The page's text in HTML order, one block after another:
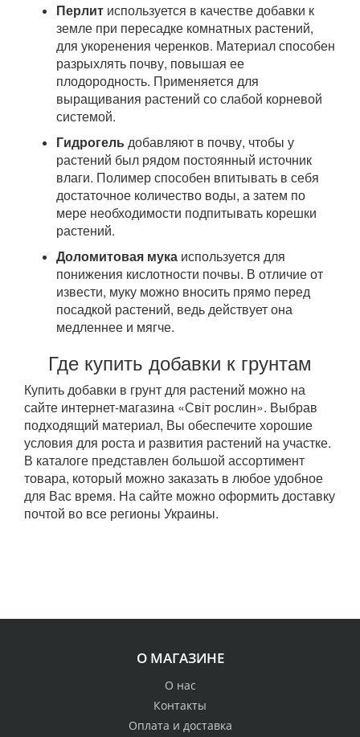
Перлит используется в качестве добавки к
земле при пересадке комнатных растений,
для укоренения черенков. Материал способен
разрыхлять почву, повышая ее
плодородность. Применяется для
выращивания растений со слабой корневой
системой.
Гидрогельдобавляют в почву, чтобы у
растений был рядом постоянный источник
влаги. Полимер способен впитывать в себя
достаточное количество воды, а затем по
мере необходимости подпитывать корешки
растений.
Доломитовая мука используется для
понижения кислотности почвы. В отличие от
извести, муку можно вносить прямо перед
посадкой растений, ведь действует она
медленнее и мягче.
Где купить добавки к грунтам
Купить добавки в грунт для растений можно на
сайте интернет-магазина «Світ рослин». Выбрав
подходящий материал, Вы обеспечите хорошие
условия для роста и развития растений на участке.
В каталоге представлен большой ассортимент
товара, который можно заказать в любое удобное
для Вас время. На сайте можно оформить доставку
почтой во все регионы Украины.
О МАГАЗИНЕ
О нас
Контакты
Оплата и доставка